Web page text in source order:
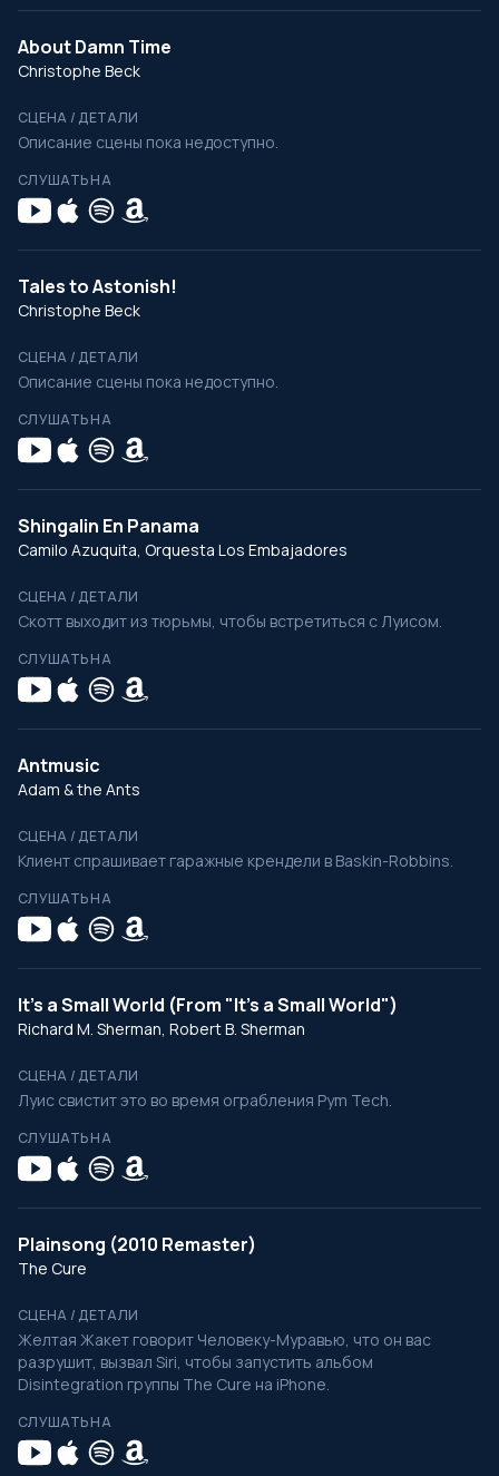
About Damn Time
Christophe Beck
СЦЕНА / ДЕТАЛИ
Описание сцены пока недоступно.
СЛУШАТЬ НА
Tales to Astonish!
Christophe Beck
СЦЕНА / ДЕТАЛИ
Описание сцены пока недоступно.
СЛУШАТЬ НА
Shingalin En Panama
Camilo Azuquita, Orquesta Los Embajadores
СЦЕНА / ДЕТАЛИ
Скотт выходит из тюрьмы, чтобы встретиться с Луисом.
СЛУШАТЬ НА
Antmusic
Adam & the Ants
СЦЕНА / ДЕТАЛИ
Клиент спрашивает гаражные крендели в Baskin-Robbins.
СЛУШАТЬ НА
It's a Small World (From "It's a Small World")
Richard M. Sherman, Robert B. Sherman
СЦЕНА / ДЕТАЛИ
Луис свистит это во время ограбления Pym Tech.
СЛУШАТЬ НА
Plainsong (2010 Remaster)
The Cure
СЦЕНА / ДЕТАЛИ
Желтая Жакет говорит Человеку-Муравью, что он вас
разрушит, вызвал Siri, чтобы запустить альбом
Disintegration группы The Cure на iPhone.
СЛУШАТЬ НА